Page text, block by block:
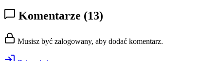
Komentarze (13)
Musisz być zalogowany, aby dodać komentarz.